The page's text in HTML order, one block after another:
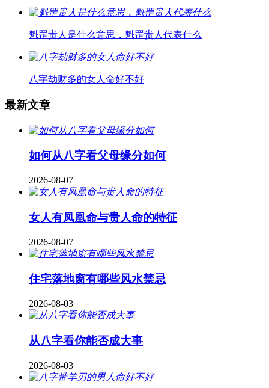
魁罡贵人是什么意思，魁罡贵人代表什么
八字劫财多的女人命好不好
最新文章
如何从八字看父母缘分如何
2026-08-07
女人有凤凰命与贵人命的特征
2026-08-07
住宅落地窗有哪些风水禁忌
2026-08-03
从八字看你能否成大事
2026-08-03